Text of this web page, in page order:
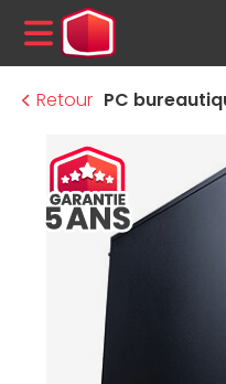
MENU
Retour